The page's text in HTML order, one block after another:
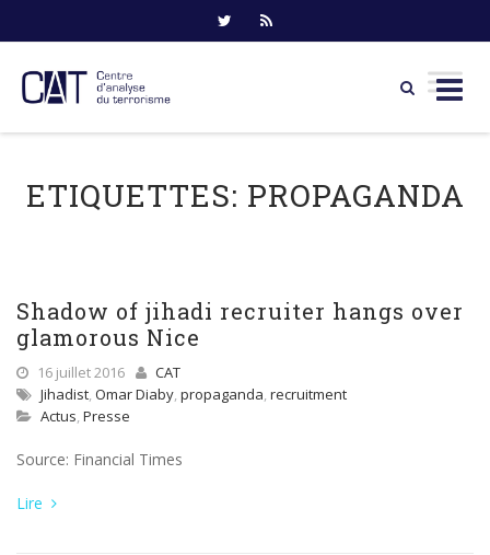
content
ETIQUETTES: PROPAGANDA
Shadow of jihadi recruiter hangs over
glamorous Nice
16 juillet 2016
CAT
Jihadist, Omar Diaby, propaganda, recruitment
Actus, Presse
Source: Financial Times
Lire